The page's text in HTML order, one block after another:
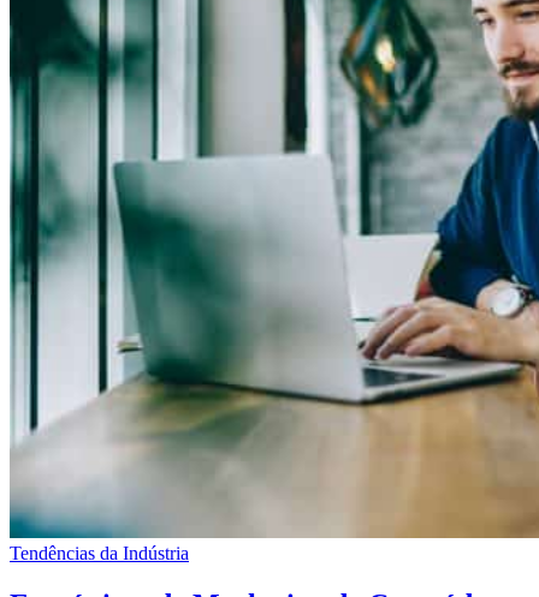
Tendências da Indústria